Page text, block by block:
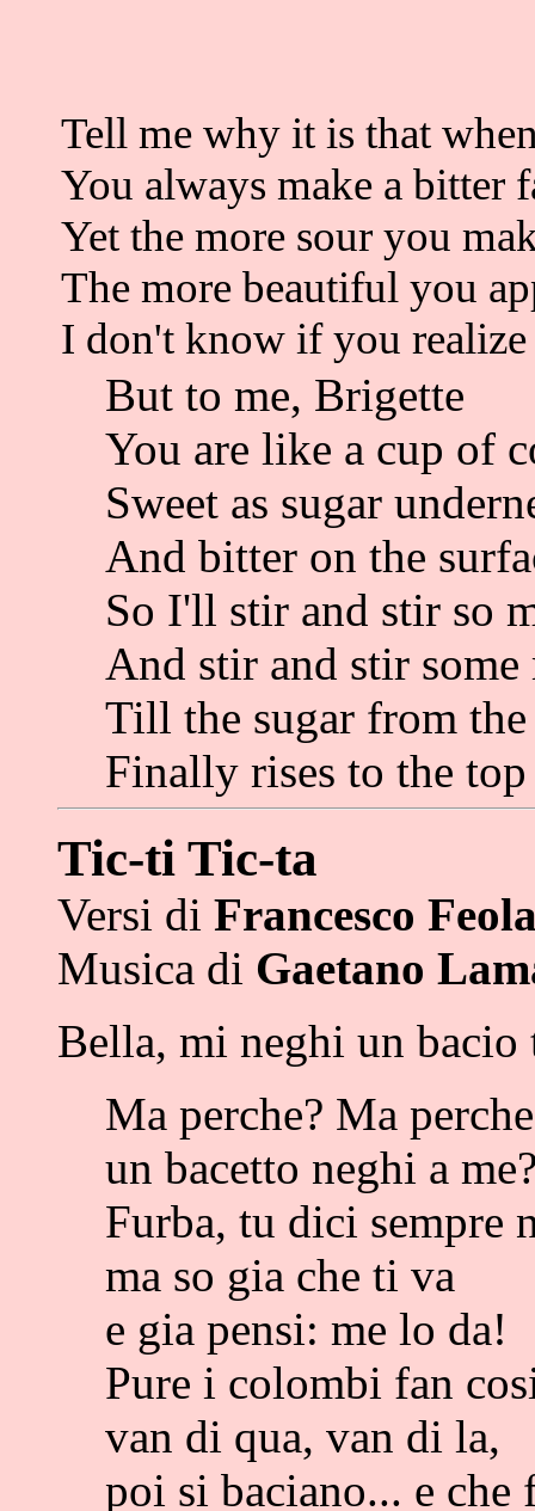
Tell me why it is that
You always make a bitter
Yet the more sour you
The more beautiful you
I don't know if you
But to me, Brigette
You are like a cup of
Sweet as sugar
And bitter on the
So I'll stir and stir so
And stir and stir some
Till the sugar from
Finally rises to the
Tic-ti Tic-ta
Versi di Francesco
Musica di Gaetano
Bella, mi neghi un bacio
Ma perche? Ma
un bacetto neghi a
Furba, tu dici sempre
ma so gia che ti va
e gia pensi: me lo da!
Pure i colombi fan
van di qua, van di la,
poi si baciano... e che